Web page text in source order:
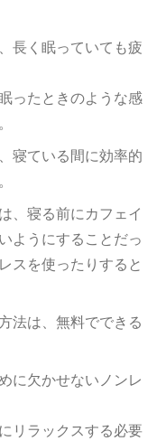
長く眠っていても疲
ったときのような感
寝ている間に効率的
、寝る前にカフェイ
ようにすることだっ
スを使ったりすると
法は、無料でできる
に欠かせないノンレ
リラックスする必要